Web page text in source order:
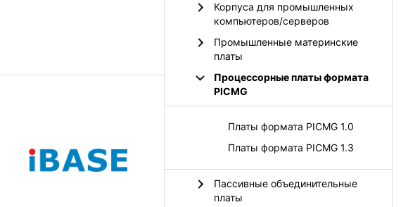
Корпуса для промышленных
компьютеров/серверов
Промышленные материнские
платы
Процессорные платы формата
PICMG
Платы формата PICMG 1.0
Платы формата PICMG 1.3
Пассивные объединительные
платы